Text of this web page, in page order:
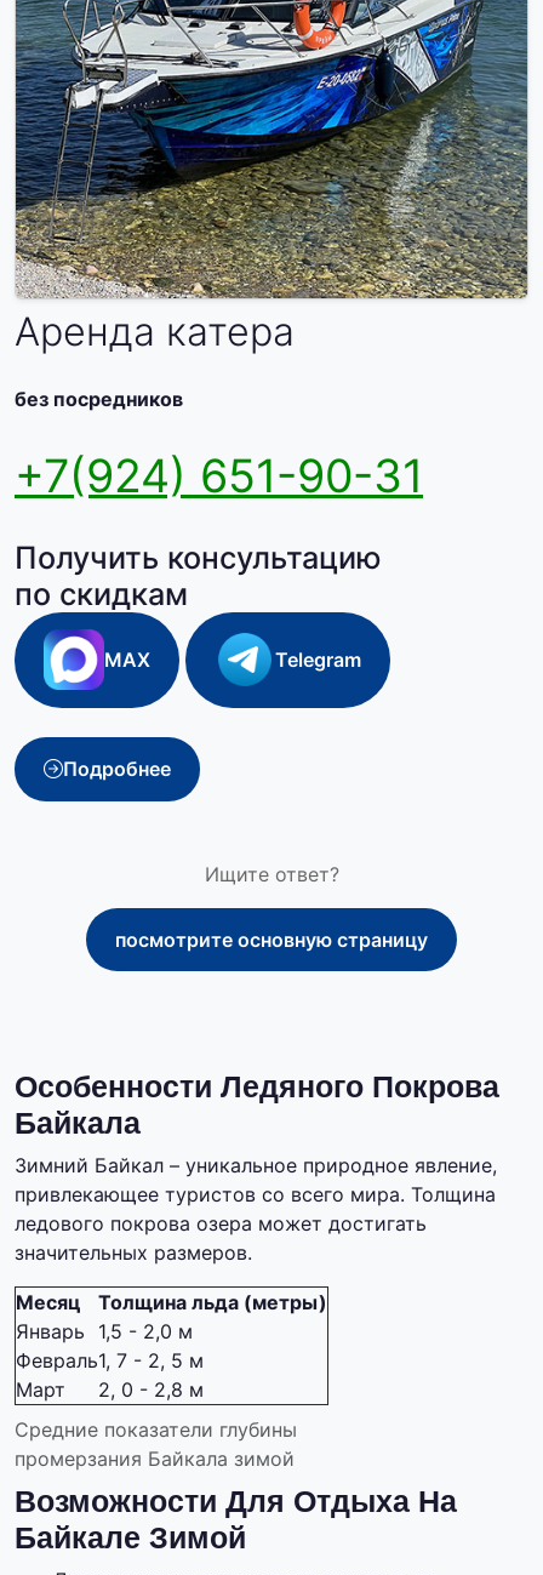
Аренда катера
без посредников
+7(924) 651-90-31
Получить консультацию
по скидкам
MAX Telegram
Подробнее
Ищите ответ?
посмотрите основную страницу
Особенности Ледяного Покрова
Байкала
Зимний Байкал – уникальное природное явление,
привлекающее туристов со всего мира. Толщина
ледового покрова озера может достигать
значительных размеров.
Средние показатели глубины
промерзания Байкала зимой
Месяц
Толщина льда (метры)
Январь
1,5 - 2,0 м
Февраль1, 7 - 2, 5 м
Март
2, 0 - 2,8 м
Возможности Для Отдыха На
Байкале Зимой